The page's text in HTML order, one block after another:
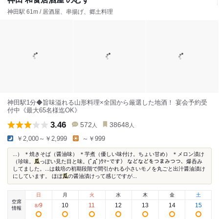
神田駅 61m / 居酒屋、串揚げ、郷土料理
神田駅1分◆旨味溢れる山形料理×全国から厳選した地酒！ 宴会予約受
付中《最大65名様迄OK》
3.46 572 人 38648 人
￥2,000～￥2,999 ～￥999
...） ＊焼きそば（醤油味） ＊芋煮（優しい味付け。ちょい甘め） ＊メロン漬け
（珍味。
瓜っぽい見た目と味。(ﾟдﾟ)ｳﾏｰです） などなどをつまみつつ、爆呑み
してました。...は栽培の初期段階で間引かれる小さいモノを丸ごと出汁醤油漬け
にしています。 ほぼ瓜の醤油漬けって感じですが...
空席
情報
日
8/9
月
10
火
11
水
12
木
13
金
14
土
15